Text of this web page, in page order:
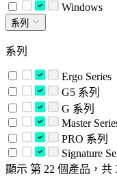
Windows
系列
系列
Ergo Series
G5 系列
G 系列
Master
PRO 系列
Signature
顯示 第 22 個產品，共